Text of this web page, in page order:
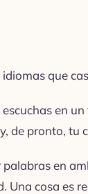
que
en un
de pronto, tu
en
Una cosa es